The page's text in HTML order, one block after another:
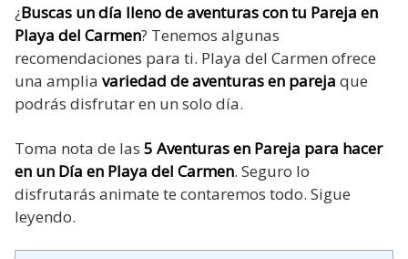
¿Buscas un día lleno de aventuras con tu Pareja en
Playa del Carmen? Tenemos algunas
recomendaciones para ti. Playa del Carmen ofrece
una amplia variedad de aventuras en pareja que
podrás disfrutar en un solo día.
Toma nota de las 5 Aventuras en Pareja para hacer
en un Día en Playa del Carmen. Seguro lo
disfrutarás animate te contaremos todo. Sigue
leyendo.